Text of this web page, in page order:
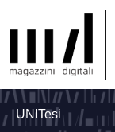
UNITesi